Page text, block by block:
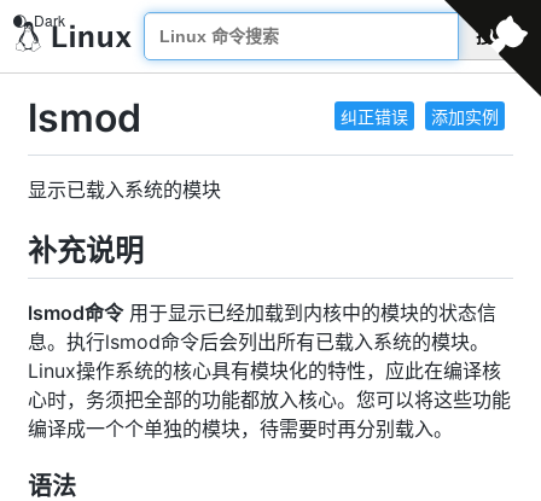
搜索
纠正错误 添加实例
lsmod
显示已载入系统的模块
补充说明
lsmod命令用于显示已经加载到内核中的模块的状态信
息。执行lsmod命令后会列出所有已载入系统的模块。
Linux操作系统的核心具有模块化的特性，应此在编译核
心时，务须把全部的功能都放入核心。您可以将这些功能
编译成一个个单独的模块，待需要时再分别载入。
语法